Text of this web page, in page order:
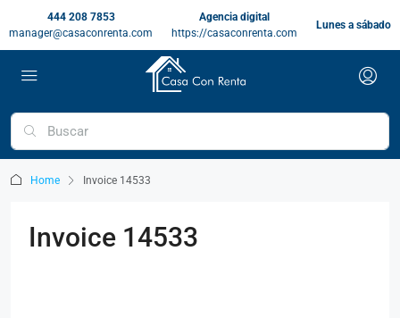
444 208 7853
manager@casaconrenta.com
Agencia digital
https://casaconrenta.com
Lunes a sábado
Home Invoice 14533
Invoice 14533